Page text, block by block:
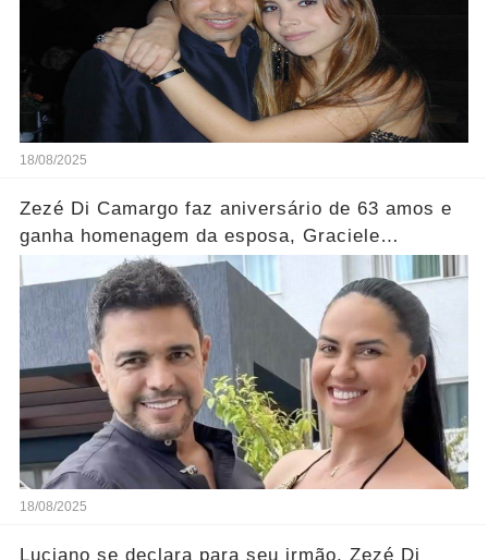
18/08/2025
Zezé Di Camargo faz aniversário de 63 amos e
ganha homenagem da esposa, Graciele
Lacerda.... Ver mais
18/08/2025
Luciano se declara para seu irmão, Zezé Di